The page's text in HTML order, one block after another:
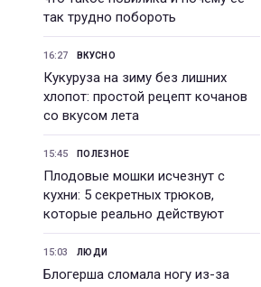
так трудно побороть
16:27 ВКУСНО
Кукуруза на зиму без лишних
хлопот: простой рецепт кочанов
со вкусом лета
15:45 ПОЛЕЗНОЕ
Плодовые мошки исчезнут с
кухни: 5 секретных трюков,
которые реально действуют
15:03 ЛЮДИ
Блогерша сломала ногу из-за